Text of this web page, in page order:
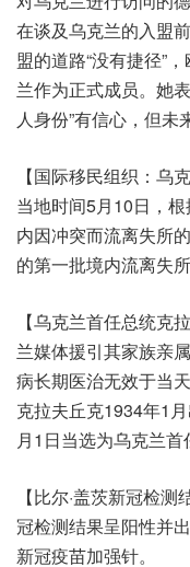
在谈及乌克兰的入盟
盟的道路“没有捷径”
兰作为正式成员。她
人身份”有信心，但未
【国际移民组织：乌
当地时间5月10日，
内因冲突而流离失所
的第一批境内流离失
【乌克兰首任总统克
兰媒体援引其家族亲
病长期医治无效于当
克拉夫丘克1934年1
月1日当选为乌克兰首
【比尔·盖茨新冠检
冠检测结果呈阳性并
新冠疫苗加强针。